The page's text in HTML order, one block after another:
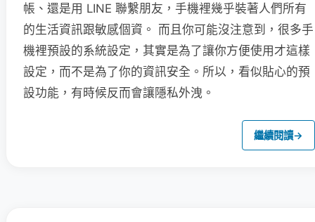
帳、還是用 LINE 聯繫朋友，手機裡幾乎裝著人們所有
的生活資訊跟敏感個資。 而且你可能沒注意到，很多手
機裡預設的系統設定，其實是為了讓你方便使用才這樣
設定，而不是為了你的資訊安全。所以，看似貼心的預
設功能，有時候反而會讓隱私外洩。
繼續閱讀→